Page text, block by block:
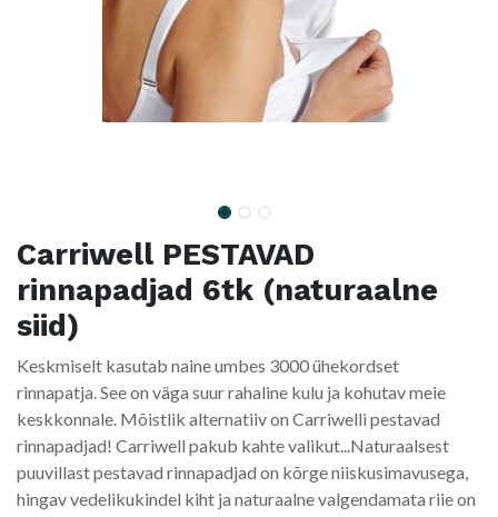
Carriwell PESTAVAD
rinnapadjad 6tk (naturaalne
siid)
Keskmiselt kasutab naine umbes 3000 ühekordset
rinnapatja. See on väga suur rahaline kulu ja kohutav meie
keskkonnale. Mõistlik alternatiiv on Carriwelli pestavad
rinnapadjad! Carriwell pakub kahte valikut...Naturaalsest
puuvillast pestavad rinnapadjad on kõrge niiskusimavusega,
hingav vedelikukindel kiht ja naturaalne valgendamata riie on